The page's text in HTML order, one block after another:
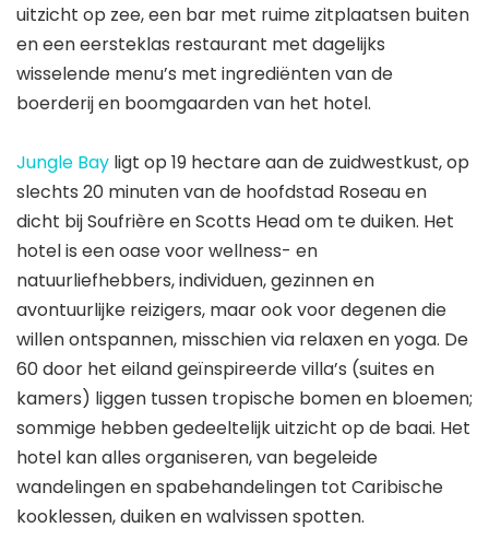
uitzicht op zee, een bar met ruime zitplaatsen buiten
en een eersteklas restaurant met dagelijks
wisselende menu’s met ingrediënten van de
boerderij en boomgaarden van het hotel.
Jungle Bay ligt op 19 hectare aan de zuidwestkust, op
slechts 20 minuten van de hoofdstad Roseau en
dicht bij Soufrière en Scotts Head om te duiken. Het
hotel is een oase voor wellness- en
natuurliefhebbers, individuen, gezinnen en
avontuurlijke reizigers, maar ook voor degenen die
willen ontspannen, misschien via relaxen en yoga. De
60 door het eiland geïnspireerde villa’s (suites en
kamers) liggen tussen tropische bomen en bloemen;
sommige hebben gedeeltelijk uitzicht op de baai. Het
hotel kan alles organiseren, van begeleide
wandelingen en spabehandelingen tot Caribische
kooklessen, duiken en walvissen spotten.